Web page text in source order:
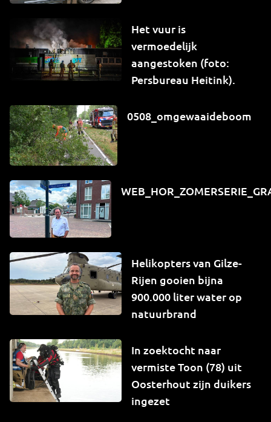
Het vuur is
vermoedelijk
aangestoken (foto:
Persbureau Heitink).
0508_omgewaaideboom
Helikopters van Gilze-
Rijen gooien bijna
900.000 liter water op
natuurbrand
In zoektocht naar
vermiste Toon (78) uit
Oosterhout zijn duikers
ingezet